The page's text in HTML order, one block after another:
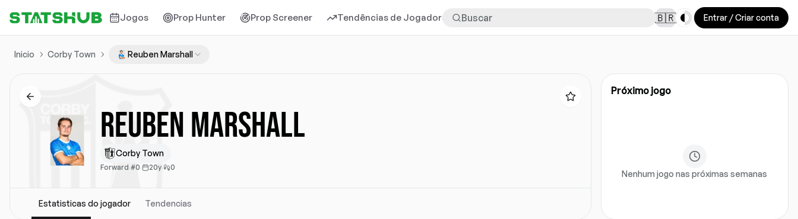
Jogos Prop Hunter Prop Screener Tendências de Jogadores Mais 🇧🇷 Toggle theme
Entrar / Criar conta
Inicio Corby Town Reuben Marshall
Reuben Marshall
Corby Town
Forward·#0· 20y· 0
Estatisticas do jogador Tendencias
Próximo jogo
Nenhum jogo nas próximas semanas